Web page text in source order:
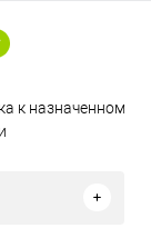
к назначенному